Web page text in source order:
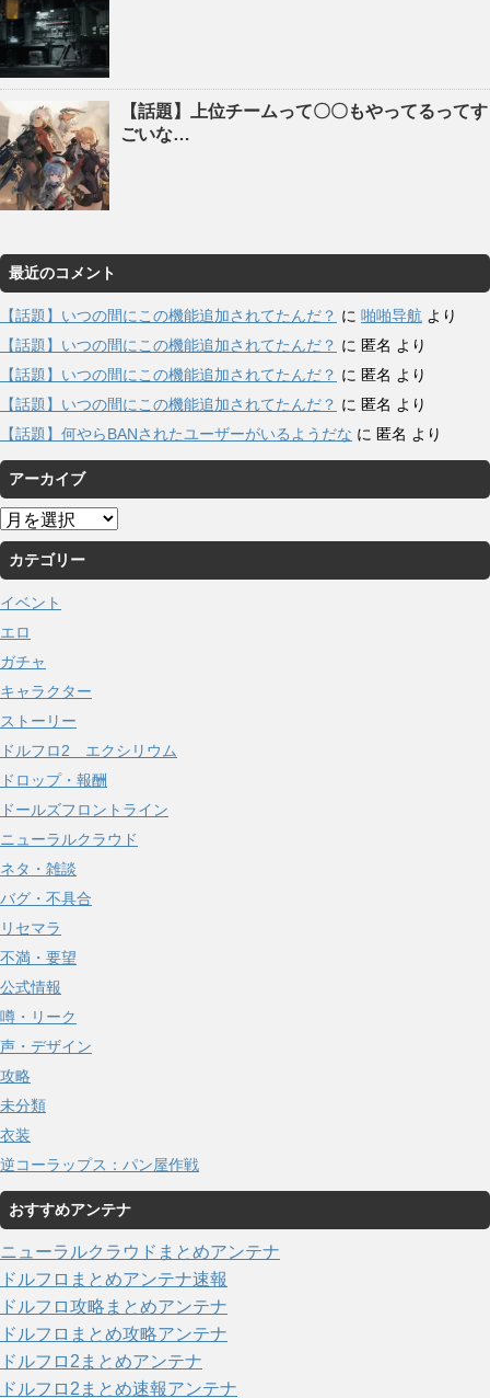
【話題】上位チームって〇〇もやってるってす
ごいな…
最近のコメント
【話題】いつの間にこの機能追加されてたんだ？ に 啪啪导航 より
【話題】いつの間にこの機能追加されてたんだ？ に 匿名 より
【話題】いつの間にこの機能追加されてたんだ？ に 匿名 より
【話題】いつの間にこの機能追加されてたんだ？ に 匿名 より
【話題】何やらBANされたユーザーがいるようだな に 匿名 より
アーカイブ
ア
ー
カ
イ
ブ
カテゴリー
イベント
エロ
ガチャ
キャラクター
ストーリー
ドルフロ2 エクシリウム
ドロップ・報酬
ドールズフロントライン
ニューラルクラウド
ネタ・雑談
バグ・不具合
リセマラ
不満・要望
公式情報
噂・リーク
声・デザイン
攻略
未分類
衣装
逆コーラップス：パン屋作戦
おすすめアンテナ
ニューラルクラウドまとめアンテナ
ドルフロまとめアンテナ速報
ドルフロ攻略まとめアンテナ
ドルフロまとめ攻略アンテナ
ドルフロ2まとめアンテナ
ドルフロ2まとめ速報アンテナ